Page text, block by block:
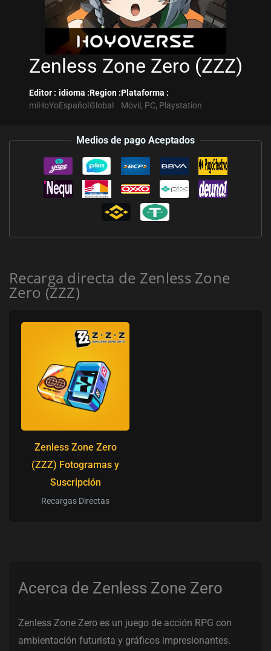
Zenless Zone Zero (ZZZ)
Editor :
miHoYo
idioma :
Español
Region :
Global
Plataforma :
Móvil, PC, Playstation
Medios de pago Aceptados
Recarga directa de Zenless Zone
Zero (ZZZ)
Zenless Zone Zero
(ZZZ) Fotogramas y
Suscripción
Recargas Directas
Acerca de Zenless Zone Zero
Zenless Zone Zero es un juego de acción RPG con
ambientación futurista y gráficos impresionantes.